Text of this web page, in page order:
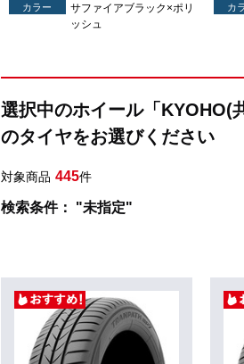
カラー
サファイアブラック×ポリ
ッシュ
カ
選択中のホイール「KYOHO(
のタイヤをお選びください
対象商品 445件
検索条件： "未指定"